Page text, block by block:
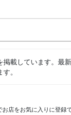
載しています。最
。
店をお気に入りに登録で